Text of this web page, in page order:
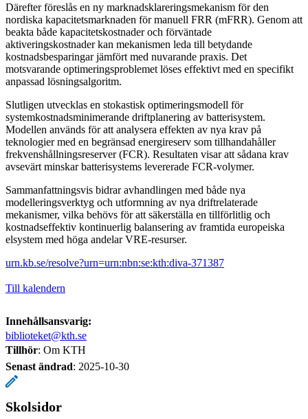
Därefter föreslås en ny marknadsklareringsmekanism för den
nordiska kapacitetsmarknaden för manuell FRR (mFRR). Genom att
beakta både kapacitetskostnader och förväntade
aktiveringskostnader kan mekanismen leda till betydande
kostnadsbesparingar jämfört med nuvarande praxis. Det
motsvarande optimeringsproblemet löses effektivt med en specifikt
anpassad lösningsalgoritm.
Slutligen utvecklas en stokastisk optimeringsmodell för
systemkostnadsminimerande driftplanering av batterisystem.
Modellen används för att analysera effekten av nya krav på
teknologier med en begränsad energireserv som tillhandahåller
frekvenshållningsreserver (FCR). Resultaten visar att sådana krav
avsevärt minskar batterisystems levererade FCR-volymer.
Sammanfattningsvis bidrar avhandlingen med både nya
modelleringsverktyg och utformning av nya driftrelaterade
mekanismer, vilka behövs för att säkerställa en tillförlitlig och
kostnadseffektiv kontinuerlig balansering av framtida europeiska
elsystem med höga andelar VRE-resurser.
urn.kb.se/resolve?urn=urn:nbn:se:kth:diva-371387
Till kalendern
Innehållsansvarig:
biblioteket@kth.se
Tillhör: Om KTH
Senast ändrad: 2025-10-30
Skolsidor